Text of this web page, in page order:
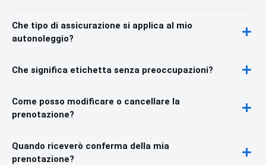
Che tipo di assicurazione si applica al mio
autonoleggio?
Che significa etichetta senza preoccupazioni?
Come posso modificare o cancellare la
prenotazione?
Quando riceverò conferma della mia
prenotazione?